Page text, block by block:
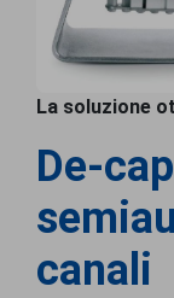
La soluzione
De-
canali